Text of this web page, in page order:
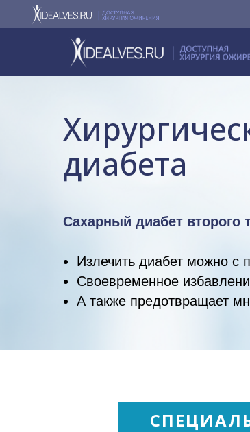
Сахарный диабет второго
Излечить диабет можно с
Своевременное
А также предотвращает
диабета